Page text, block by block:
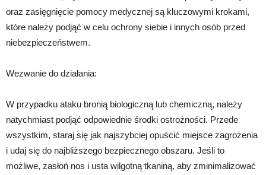
oraz zasięgnięcie pomocy medycznej są kluczowymi krokami,
które należy podjąć w celu ochrony siebie i innych osób przed
niebezpieczeństwem.
Wezwanie do działania:
W przypadku ataku bronią biologiczną lub chemiczną, należy
natychmiast podjąć odpowiednie środki ostrożności. Przede
wszystkim, staraj się jak najszybciej opuścić miejsce zagrożenia
i udaj się do najbliższego bezpiecznego obszaru. Jeśli to
możliwe, zasłoń nos i usta wilgotną tkaniną, aby zminimalizować